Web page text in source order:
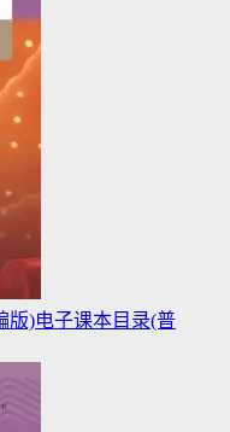
版)电子课本目录(普